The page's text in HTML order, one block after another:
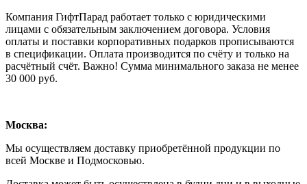
Компания ГифтПарад работает только с юридическими
лицами с обязательным заключением договора. Условия
оплаты и поставки корпоративных подарков прописываются
в спецификации. Оплата производится по счёту и только на
расчётный счёт. Важно! Сумма минимального заказа не менее
30 000 руб.
Москва:
Мы осуществляем доставку приобретённой продукции по
всей Москве и Подмосковью.